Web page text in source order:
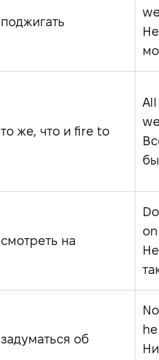
поджигать
то же, что и fire to
смотреть на
задуматься об